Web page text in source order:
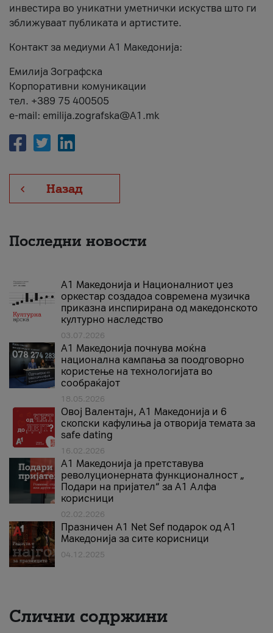
инвестира во уникатни уметнички искуства што ги
зближуваат публиката и артистите.
Контакт за медиуми А1 Македонија:
Емилија Зографска
Корпоративни комуникации
тел. +389 75 400505
e-mail: emilija.zografska@A1.mk
Назад
Последни новости
А1 Македонија и Националниот џез
оркестар создадоа современа музичка
приказна инспирирана од македонското
културно наследство
03.07.2026
A1 Македонија почнува моќна
национална кампања за поодговорно
користење на технологијата во
сообраќајот
18.05.2026
Овој Валентајн, A1 Македонија и 6
скопски кафулиња ја отворија темата за
safe dating
16.02.2026
А1 Македонија ја претставува
револуционерната функционалност „
Подари на пријател“ за А1 Алфа
корисници
02.02.2026
Празничен A1 Net Sеf подарок од А1
Македонија за сите корисници
04.12.2025
Слични содржини